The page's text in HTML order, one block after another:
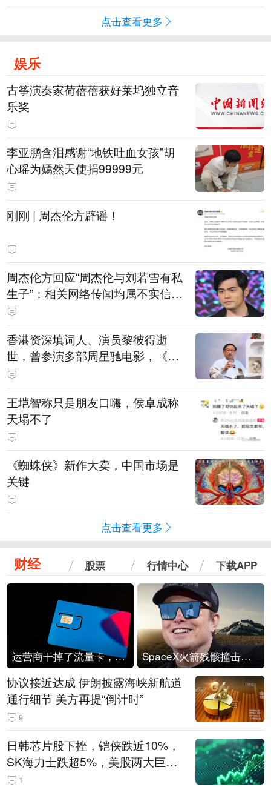
点击查看更多
娱乐
古筝演奏家荷蓓蓓获好莱坞独立音
乐奖
李亚鹏含泪感谢“地铁吐血女孩”胡
心瑶为嫣然天使捐99999元
刚刚 | 周杰伦方辟谣！
周杰伦方回应“周杰伦与刘若雪有私
生子”：相关网络传闻均属不实信
息，已委托律师对相关不实信息的
发布者及传播者进行证据保全
香港资深填词人、演员黎彼得逝
世，曾参演多部周星驰电影，《财
神到》由他填词
王垲智称只是朋友口嗨，侯卓成称
天塌不了
《蜘蛛侠》新作大卖，中国市场是
关键
点击查看更多
财经 股票 行情中心 下载APP
运营商干掉了流量卡，他们真的玩不起了 SpaceX火箭残骸撞击月球
协议接近达成 伊朗披露海峡新航道
通行细节 美方再提“倒计时”
9
日韩芯片股下挫，铠侠跌近10%，
SK海力士跌超5%，美股两大巨头
遭遇业绩杀
1